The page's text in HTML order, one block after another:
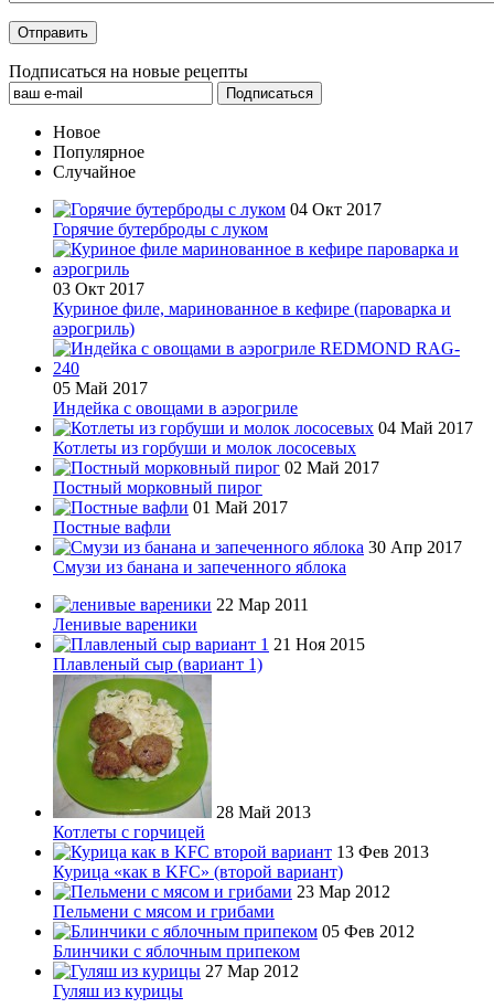
Подписаться на новые рецепты
Новое
Популярное
Случайное
04 Окт 2017
Горячие бутерброды с луком
03 Окт 2017
Куриное филе, маринованное в кефире (пароварка и
аэрогриль)
05 Май 2017
Индейка с овощами в аэрогриле
04 Май 2017
Котлеты из горбуши и молок лососевых
02 Май 2017
Постный морковный пирог
01 Май 2017
Постные вафли
30 Апр 2017
Смузи из банана и запеченного яблока
22 Мар 2011
Ленивые вареники
21 Ноя 2015
Плавленый сыр (вариант 1)
28 Май 2013
Котлеты с горчицей
13 Фев 2013
Курица «как в KFC» (второй вариант)
23 Мар 2012
Пельмени с мясом и грибами
05 Фев 2012
Блинчики с яблочным припеком
27 Мар 2012
Гуляш из курицы